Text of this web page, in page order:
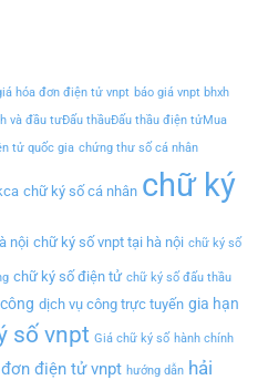
hóa đơn điện tử vnpt báo giá vnpt bhxh
và đầu tưĐấu thầuĐấu thầu điện tửMua
tử quốc gia chứng thư số cá nhân
chữ ký số cá nhân chữ ký
nội chữ ký số vnpt tại hà nội chữ ký số
chữ ký số điện tử chữ ký số đấu thầu
dịch vụ công trực tuyến gia hạn
số vnpt Giá chữ ký số hành chính
điện tử vnpt hướng dẫn hải